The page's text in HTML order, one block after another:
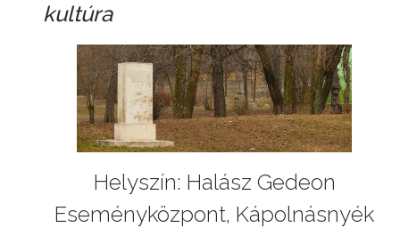
kultúra
Helyszín: Halász Gedeon
Eseményközpont, Kápolnásnyék